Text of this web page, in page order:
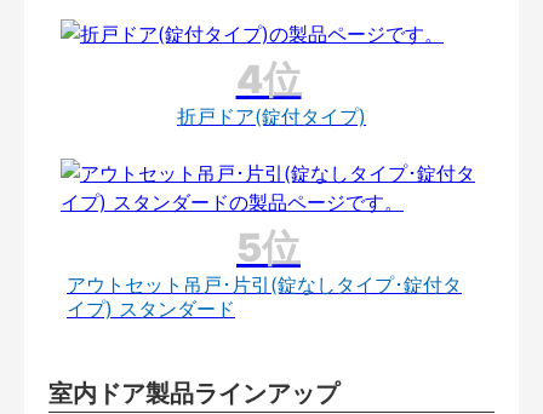
折戸ドア(錠付タイプ)
アウトセット吊戸･片引(錠なしタイプ･錠付タ
イプ) スタンダード
室内ドア製品ラインアップ